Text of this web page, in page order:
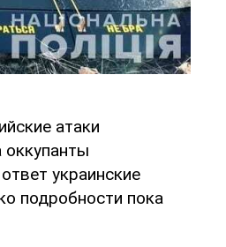
атаки
украинские
подробности пока